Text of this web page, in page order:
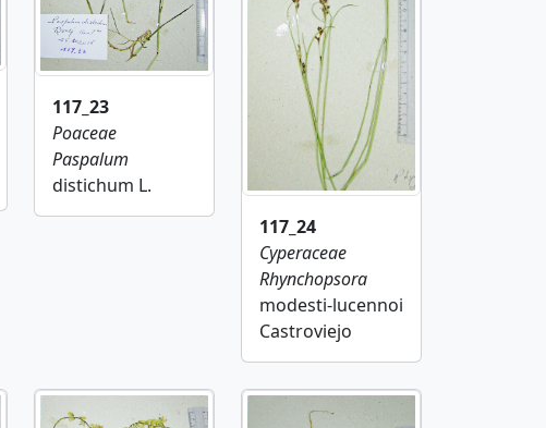
117_23
Poaceae
Paspalum
distichum L.
117_24
Cyperaceae
Rhynchopsora
modesti-lucennoi
Castroviejo